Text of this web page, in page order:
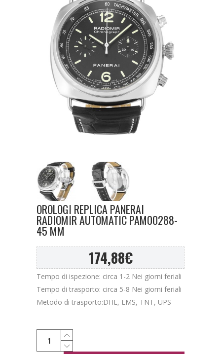
OROLOGI REPLICA PANERAI
RADIOMIR AUTOMATIC PAM00288-
45 MM
174,88€
Tempo di ispezione: circa 1-2 Nei giorni feriali
Tempo di trasporto: circa 5-8 Nei giorni feriali
Metodo di trasporto:DHL, EMS, TNT, UPS